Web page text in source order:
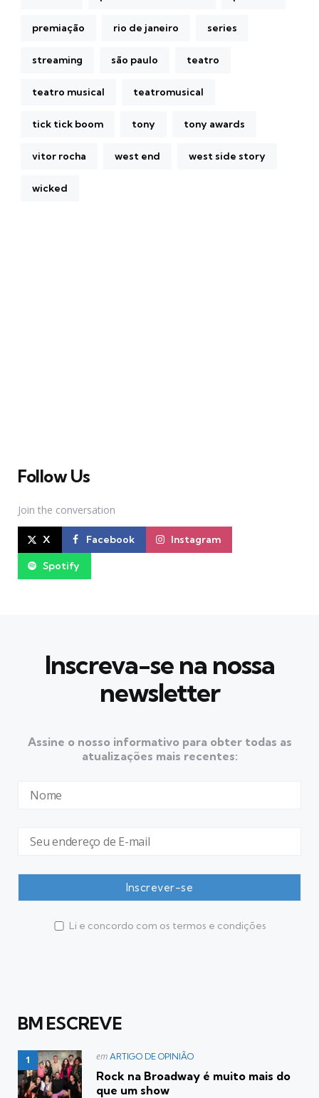
premiação rio de janeiro series
streaming são paulo teatro
teatro musical teatromusical
tick tick boom tony tony awards
vitor rocha west end west side story
wicked
Follow Us
Join the conversation
X Facebook Instagram
Spotify
Inscreva-se na nossa
newsletter
Assine o nosso informativo para obter todas as
atualizações mais recentes:
Li e concordo com os termos e condições
BM ESCREVE
Postado
em ARTIGO DE OPINIÃO
Rock na Broadway é muito mais do
que um show